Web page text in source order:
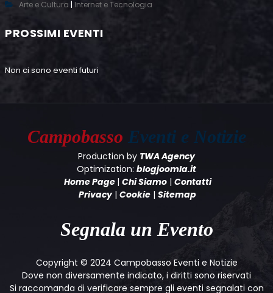
Arte e Cultura | Internet e Tecnologia
PROSSIMI EVENTI
Non ci sono eventi futuri
Campobasso Eventi e Notizie
Production by TWA Agency
Optimization: blogjoomla.it
Home Page | Chi Siamo| Contatti
Privacy| Cookie | Sitemap
Segnala un Evento
Copyright © 2024 Campobasso Eventi e Notizie
Dove non diversamente indicato, i diritti sono riservati
Si raccomanda di verificare sempre gli eventi segnalati con